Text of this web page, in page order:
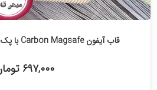
قاب آیفون Carbon Magsafe با پک Q Series کد-۱۱۷۵۹۲
۶۹۷,۰۰۰ تومان